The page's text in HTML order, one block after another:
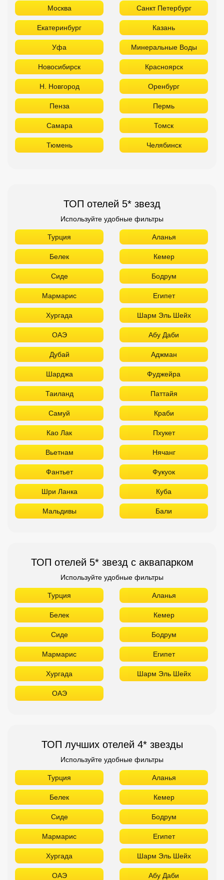
Москва Санкт Петербург
Екатеринбург Казань
Уфа Минеральные Воды
Новосибирск Красноярск
Н. Новгород Оренбург
Пенза Пермь
Самара Томск
Тюмень Челябинск
ТОП отелей 5* звезд
Используйте удобные фильтры
Турция Аланья
Белек Кемер
Сиде Бодрум
Мармарис Египет
Хургада Шарм Эль Шейх
ОАЭ Абу Даби
Дубай Аджман
Шарджа Фуджейра
Таиланд Паттайя
Самуй Краби
Као Лак Пхукет
Вьетнам Нячанг
Фантьет Фукуок
Шри Ланка Куба
Мальдивы Бали
ТОП отелей 5* звезд с аквапарком
Используйте удобные фильтры
Турция Аланья
Белек Кемер
Сиде Бодрум
Мармарис Египет
Хургада Шарм Эль Шейх
ОАЭ
ТОП лучших отелей 4* звезды
Используйте удобные фильтры
Турция Аланья
Белек Кемер
Сиде Бодрум
Мармарис Египет
Хургада Шарм Эль Шейх
ОАЭ Абу Даби